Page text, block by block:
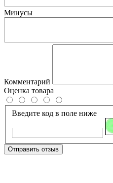
Минусы
Комментарий
Оценка товара
Введите код в поле ниже
Отправить отзыв